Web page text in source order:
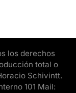
los derechos
total o
Schivintt.
101 Mail: